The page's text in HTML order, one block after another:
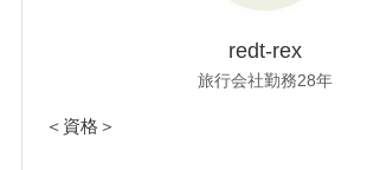
redt-rex
旅行会社勤務28年
＜資格＞